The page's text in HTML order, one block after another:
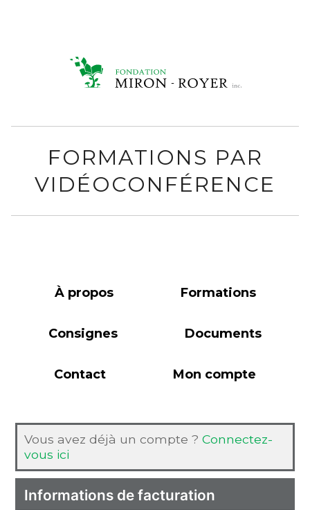
FORMATIONS PAR
VIDÉOCONFÉRENCE
À propos Formations
Consignes Documents
Contact Mon compte
Vous avez déjà un compte ?Connectez-
vous ici
Informations de facturation